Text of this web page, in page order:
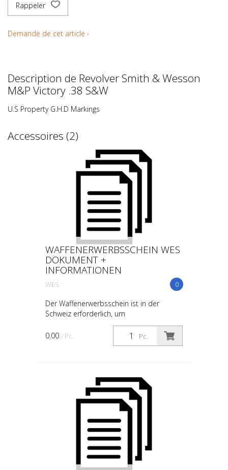
Rappeler
Demande de cet article ›
Description de Revolver Smith & Wesson
M&P Victory .38 S&W
U.S Property G.H.D Markings
Accessoires (2)
WAFFENERWERBSSCHEIN WES
DOKUMENT +
INFORMATIONEN
0
WES
Der Waffenerwerbsschein ist in der
Schweiz erforderlich, um
bewilligungspflichtige Waffen und deren
wesentliche Bestandteile zu erwerben.
Hier sind die wichtigsten Inform...
Pc.
0.00 / Pc.